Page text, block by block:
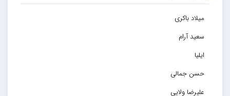
میلاد باکری
سعید آرام
ایلیا
حسن جمالی
علیرضا ولایی